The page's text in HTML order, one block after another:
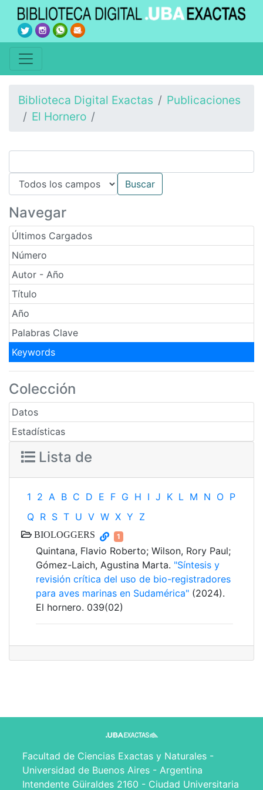
Biblioteca Digital Exactas
Publicaciones
El Hornero
Navegar
Últimos Cargados
Número
Autor - Año
Título
Año
Palabras Clave
Keywords
Colección
Datos
Estadísticas
Lista de
1 2 A B C D E F G H I J K L M N O P
Q R S T U V W X Y Z
BIOLOGGERS 1
Quintana, Flavio Roberto; Wilson, Rory Paul;
Gómez-Laich, Agustina Marta. "Síntesis y
revisión crítica del uso de bio-registradores
para aves marinas en Sudamérica" (2024).
El hornero. 039(02)
Facultad de Ciencias Exactas y Naturales -
Universidad de Buenos Aires - Argentina
Intendente Güiraldes 2160 - Ciudad Universitaria